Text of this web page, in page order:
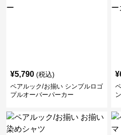
¥5,790 (税込)
ペアルック/お揃い シンプルロゴ
プルオーバーパーカー
¥